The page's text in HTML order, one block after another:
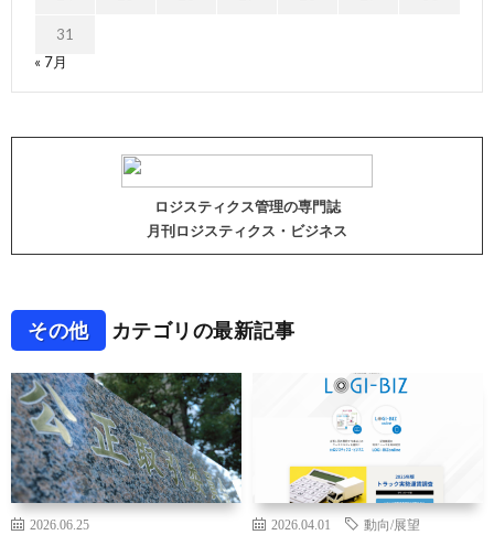
31
« 7月
ロジスティクス管理の専門誌
月刊ロジスティクス・ビジネス
その他 カテゴリの最新記事
2026.06.25
2026.04.01 動向/展望